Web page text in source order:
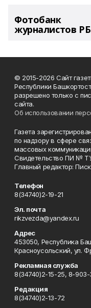
Фотобанк
журналистов РБ
© 2015-2026 Сайт
Республики
разрешено только с
сайта.
Об использовании
Газета
по надзору в сфере
массовых
Свидетельство ПИ № ТУ
Главный редактор:
Телефон
8(34740)2-19-21
Эл. почта
rikzvezda@yandex.ru
Адрес
453050, Республика
Красноусольский, ул.
Рекламная служба
8(34740)2-15-25, 8-903-
Редакция
8(34740)2-13-72